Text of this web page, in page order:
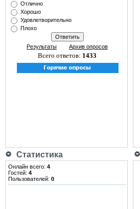
Отлично
Хорошо
Удовлетворительно
Плохо
Результаты Архив опросов
Всего ответов: 1433
Статистика
Онлайн всего: 4
Гостей: 4
Пользователей: 0